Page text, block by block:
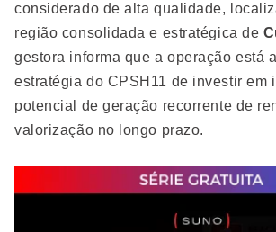
considerado de alta qualidade,
região consolidada e estratégica de
gestora informa que a operação está
estratégia do CPSH11 de investir em
potencial de geração recorrente de
valorização no longo prazo.